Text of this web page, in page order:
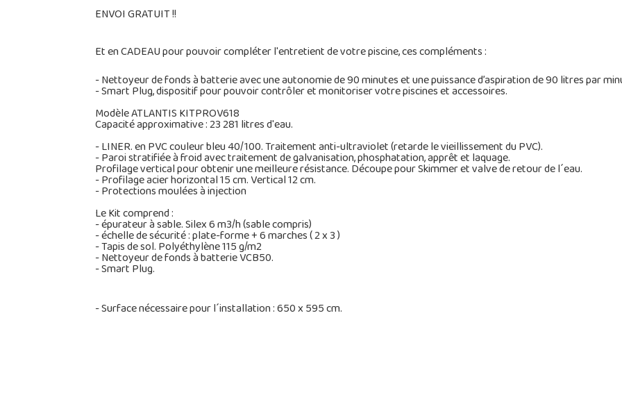
ENVOI GRATUIT !!
Et en CADEAU pour pouvoir compléter l'entretient de votre piscine, ces compléments :
- Nettoyeur de fonds à batterie avec une autonomie de 90 minutes et une puissance d’aspiration de 90 litres par
- Smart Plug, dispositif pour pouvoir contrôler et monitoriser votre piscines et accessoires.
Modèle ATLANTIS KITPROV618
Capacité approximative : 23 281 litres d'eau.
- LINER. en PVC couleur bleu 40/100. Traitement anti-ultraviolet (retarde le vieillissement du PVC).
- Paroi stratifiée à froid avec traitement de galvanisation, phosphatation, apprêt et laquage.
Profilage vertical pour obtenir une meilleure résistance. Découpe pour Skimmer et valve de retour de l´eau.
- Profilage acier horizontal 15 cm. Vertical 12 cm.
- Protections moulées à injection
Le Kit comprend :
- épurateur à sable. Silex 6 m3/h (sable compris)
- échelle de sécurité : plate-forme + 6 marches ( 2 x 3 )
- Tapis de sol. Polyéthylène 115 g/m2
- Nettoyeur de fonds à batterie VCB50.
- Smart Plug.
- Surface nécessaire pour l´installation : 650 x 595 cm.